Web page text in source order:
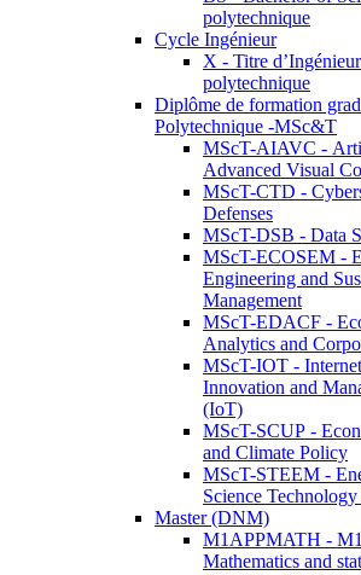
polytechnique
Cycle Ingénieur
X - Titre
polytechnique
Diplôme de formation
Polytechnique -MSc&T
MScT-AIAVC -
Advanced Visual
MScT-CTD -
Defenses
MScT-DSB - Data
MScT-ECOSEM -
Engineering and
Management
MScT-EDACF -
Analytics and
MScT-IOT -
Innovation and
(IoT)
MScT-SCUP -
and Climate Policy
MScT-STEEM -
Science
Master (DNM)
M1APPMATH -
Mathematics and